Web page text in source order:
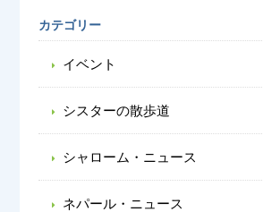
カテゴリー
イベント
シスターの散歩道
シャローム・ニュース
ネパール・ニュース